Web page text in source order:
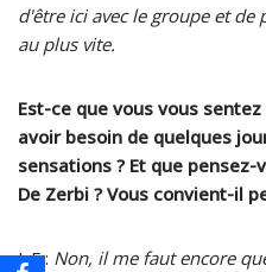
d'être ici avec le groupe et
au plus vite.
Est-ce que vous vous
avoir besoin de quelques
sensations ? Et que
De Zerbi ? Vous convient-il
L.F : Non, il me faut encore